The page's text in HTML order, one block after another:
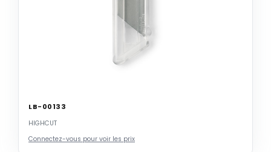
LB-00133
HIGHCUT
Connectez-vous pour voir les prix